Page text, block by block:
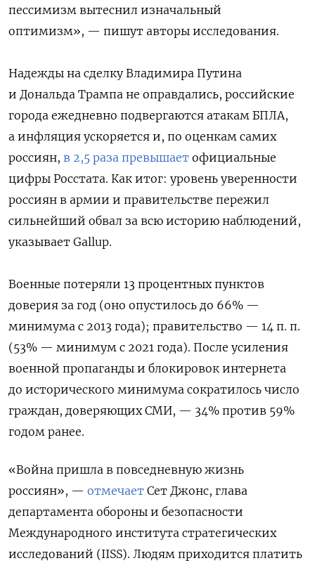
пессимизм вытеснил изначальный
оптимизм», — пишут авторы исследования.
Надежды на сделку Владимира Путина
и Дональда Трампа не оправдались, российские
города ежедневно подвергаются атакам БПЛА,
а инфляция ускоряется и, по оценкам самих
россиян, в 2,5 раза превышает официальные
цифры Росстата. Как итог: уровень уверенности
россиян в армии и правительстве пережил
сильнейший обвал за всю историю наблюдений,
указывает Gallup.
Военные потеряли 13 процентных пунктов
доверия за год (оно опустилось до 66% —
минимума с 2013 года); правительство — 14 п. п.
(53% — минимум с 2021 года). После усиления
военной пропаганды и блокировок интернета
до исторического минимума сократилось число
граждан, доверяющих СМИ, — 34% против 59%
годом ранее.
«Война пришла в повседневную жизнь
россиян», — отмечает Сет Джонс, глава
департамента обороны и безопасности
Международного института стратегических
исследований (IISS). Людям приходится платить